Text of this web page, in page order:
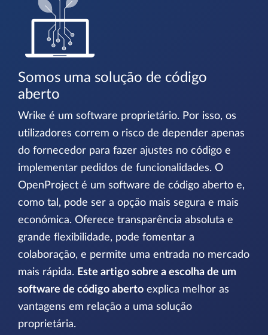
Somos uma solução de código
aberto
Wrike é um software proprietário. Por isso, os
utilizadores correm o risco de depender apenas
do fornecedor para fazer ajustes no código e
implementar pedidos de funcionalidades. O
OpenProject é um software de código aberto e,
como tal, pode ser a opção mais segura e mais
económica. Oferece transparência absoluta e
grande flexibilidade, pode fomentar a
colaboração, e permite uma entrada no mercado
mais rápida. Este artigo sobre a escolha de um
software de código aberto explica melhor as
vantagens em relação a uma solução
proprietária.